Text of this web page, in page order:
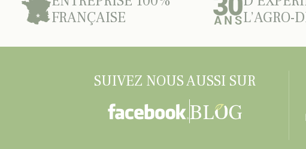
FRANÇAISE
L’AGRO-
SUIVEZ NOUS AUSSI SUR